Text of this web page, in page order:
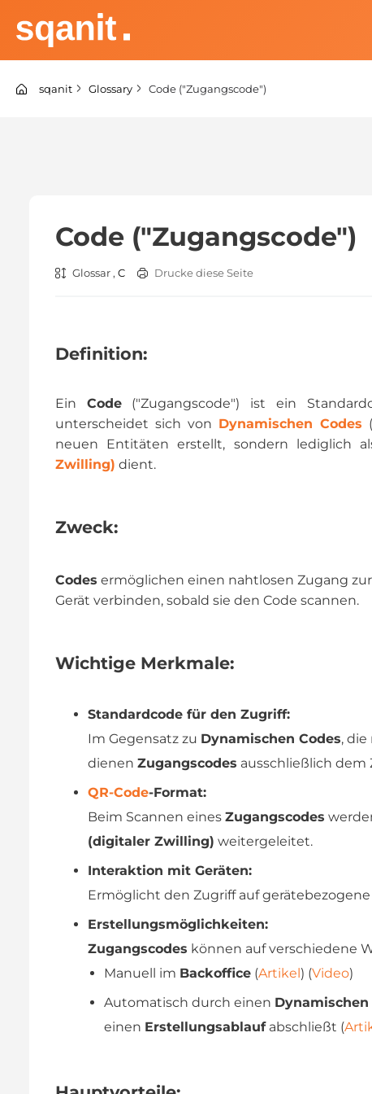
Inhalt
springen
sqanit Knowledge center
sqanit Glossary Code ("Zugangscode")
Code ("Zugangscode")
Glossar , C Drucke diese Seite
Definition:
Ein Code("Zugangscode") ist ein
unterscheidet sich von Dynamischen Codes
neuen Entitäten erstellt, sondern lediglich
Zwilling) dient.
Zweck:
Codes ermöglichen einen nahtlosen Zugang
Gerät verbinden, sobald sie den Code scannen.
Wichtige Merkmale:
Standardcode für den Zugriff:
Im Gegensatz zu Dynamischen Codes,
dienen Zugangscodes ausschließlich dem
QR-Code-Format:
Beim Scannen eines Zugangscodes
(digitaler Zwilling) weitergeleitet.
Interaktion mit Geräten:
Ermöglicht den Zugriff auf
Erstellungsmöglichkeiten:
Zugangscodes können auf verschiedene
Manuell im Backoffice (Artikel) (Video)
Automatisch durch einen Dynamischen
einen Erstellungsablaufabschließt (